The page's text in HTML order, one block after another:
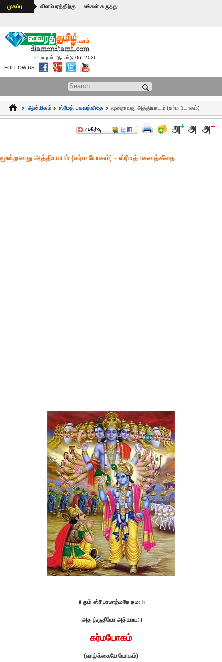
முகப்பு விளம்பரத்திற்கு | உங்கள் கருத்து
Search form
வியாழன், ஆகஸ்டு 06, 2026
FOLLOW US
ஆன்மிகம் ஸ்ரீமத் பகவத்கீதை மூன்றாவது அத்தியாயம் (கர்ம யோகம்)
மூன்றாவது அத்தியாயம் (கர்ம யோகம்) - ஸ்ரீமத் பகவத்கீதை
॥ ஓம் ஸ்ரீ பரமாத்மநே நம:॥
அத த்ருதீயோ அத்யாய:।
கர்மயோகம்
(வாழ்க்கையே யோகம்)